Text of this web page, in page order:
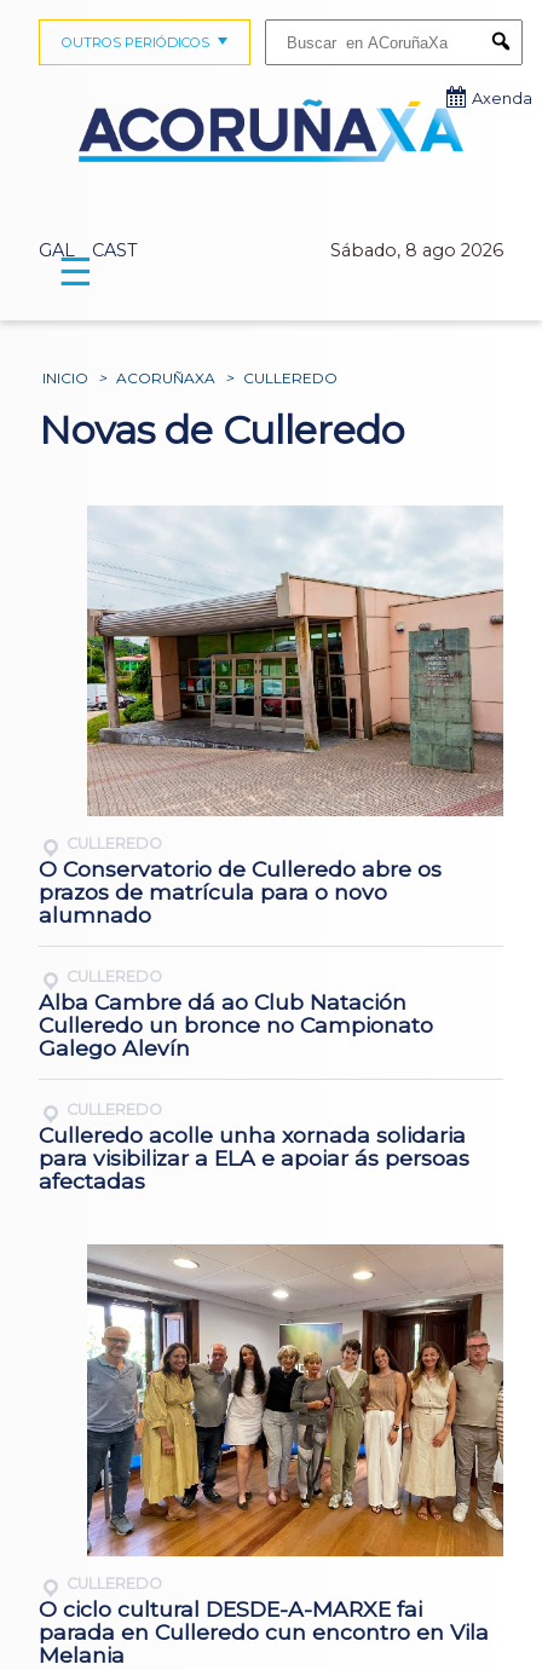
GAL CAST Sábado, 8 ago 2026
OUTROS PERIÓDICOS
Axenda
☰
INICIO > ACORUÑAXA > CULLEREDO
Novas de Culleredo
CULLEREDO
O Conservatorio de Culleredo abre os
prazos de matrícula para o novo
alumnado
CULLEREDO
Alba Cambre dá ao Club Natación
Culleredo un bronce no Campionato
Galego Alevín
CULLEREDO
Culleredo acolle unha xornada solidaria
para visibilizar a ELA e apoiar ás persoas
afectadas
CULLEREDO
O ciclo cultural DESDE-A-MARXE fai
parada en Culleredo cun encontro en Vila
Melania